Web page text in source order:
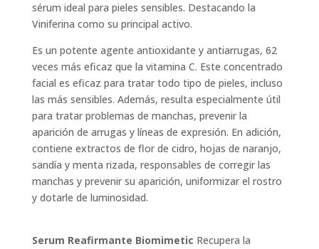
sérum ideal para pieles sensibles. Destacando la
Viniferina como su principal activo.
Es un potente agente antioxidante y antiarrugas, 62
veces más eficaz que la vitamina C. Este concentrado
facial es eficaz para tratar todo tipo de pieles, incluso
las más sensibles. Además, resulta especialmente útil
para tratar problemas de manchas, prevenir la
aparición de arrugas y líneas de expresión. En adición,
contiene extractos de flor de cidro, hojas de naranjo,
sandía y menta rizada, responsables de corregir las
manchas y prevenir su aparición, uniformizar el rostro
y dotarle de luminosidad.
Serum Reafirmante Biomimetic Recupera la